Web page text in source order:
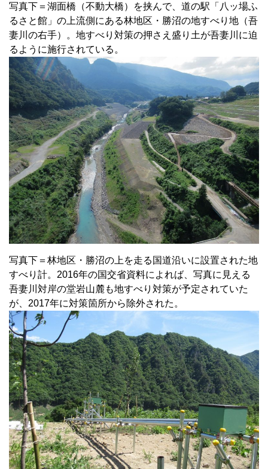
写真下＝湖面橋（不動大橋）を挟んで、道の駅「八ッ場ふ
るさと館」の上流側にある林地区・勝沼の地すべり地（吾
妻川の右手）。地すべり対策の押さえ盛り土が吾妻川に迫
るように施行されている。
写真下＝林地区・勝沼の上を走る国道沿いに設置された地
すべり計。2016年の国交省資料によれば、写真に見える
吾妻川対岸の堂岩山麓も地すべり対策が予定されていた
が、2017年に対策箇所から除外された。